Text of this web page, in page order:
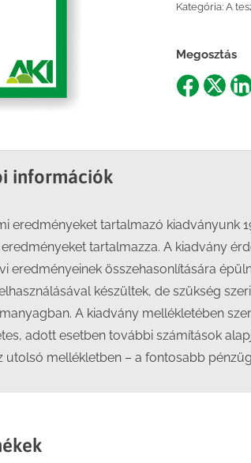
Kategória: A
Megosztás
ShareShare
információk
eredményeket tartalmazó kiadványunk
tartalmazza. A kiadvány
eredményeinek összehasonlítására
készültek, de szükség
A kiadvány mellékletében
adott esetben további számítások
utolsó mellékletben – a fontosabb